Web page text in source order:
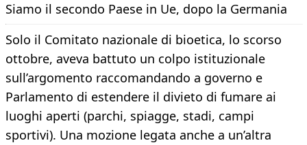
Siamo il secondo Paese in Ue, dopo la Germania
Solo il Comitato nazionale di bioetica, lo scorso
ottobre, aveva battuto un colpo istituzionale
sull’argomento raccomandando a governo e
Parlamento di estendere il divieto di fumare ai
luoghi aperti (parchi, spiagge, stadi, campi
sportivi). Una mozione legata anche a un’altra